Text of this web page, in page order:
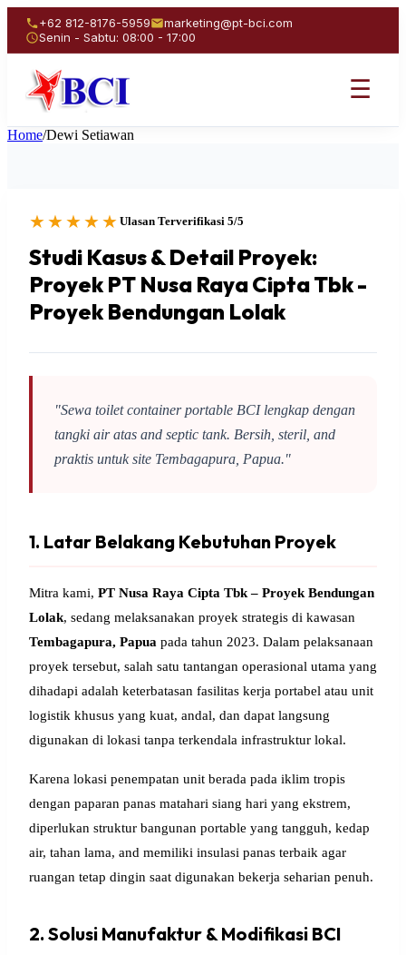
+62 812-8176-5959
marketing@pt-bci.com
Senin - Sabtu: 08:00 - 17:00
☰
Home/Dewi Setiawan
★★★★★ Ulasan Terverifikasi 5/5
Studi Kasus & Detail Proyek:
Proyek PT Nusa Raya Cipta Tbk -
Proyek Bendungan Lolak
"Sewa toilet container portable BCI lengkap dengan
tangki air atas and septic tank. Bersih, steril, and
praktis untuk site Tembagapura, Papua."
1. Latar Belakang Kebutuhan Proyek
Mitra kami, PT Nusa Raya Cipta Tbk – Proyek Bendungan
Lolak, sedang melaksanakan proyek strategis di kawasan
Tembagapura, Papua pada tahun 2023. Dalam pelaksanaan
proyek tersebut, salah satu tantangan operasional utama yang
dihadapi adalah keterbatasan fasilitas kerja portabel atau unit
logistik khusus yang kuat, andal, dan dapat langsung
digunakan di lokasi tanpa terkendala infrastruktur lokal.
Karena lokasi penempatan unit berada pada iklim tropis
dengan paparan panas matahari siang hari yang ekstrem,
diperlukan struktur bangunan portable yang tangguh, kedap
air, tahan lama, and memiliki insulasi panas terbaik agar
ruangan tetap dingin saat digunakan bekerja seharian penuh.
2. Solusi Manufaktur & Modifikasi BCI